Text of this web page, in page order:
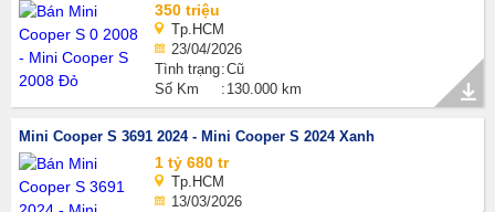
350 triệu
Tp.HCM
23/04/2026
Tình trạng Cũ
Số Km
130.000 km
Mini Cooper S 3691 2024 - Mini Cooper S 2024 Xanh
1 tỷ 680 tr
Tp.HCM
13/03/2026